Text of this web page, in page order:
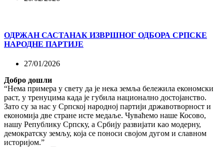
ОДРЖАН САСТАНАК ИЗВРШНОГ ОДБОРА СРПСКЕ
НАРОДНЕ ПАРТИЈЕ
27/01/2026
Добро дошли
“Нема примера у свету да је нека земља бележила економски
раст, у тренуцима када је губила национално достојанство.
Зато су за нас у Српској народној партији државотворност и
економија две стране исте медаље. Чуваћемо наше Косово,
нашу Републику Српску, а Србију развијати као модерну,
демократску земљу, која се поноси својом дугом и славном
историјом.”